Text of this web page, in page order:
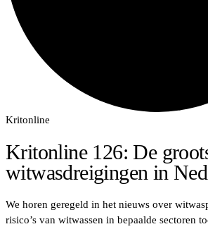
Kritonline
Kritonline 126: De
witwasdreigingen in
We horen geregeld in het nieuws over
risico’s van witwassen in bepaalde sectoren